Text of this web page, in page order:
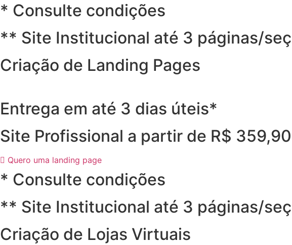
* Consulte condições
** Site Institucional até 3 páginas/
Criação de Landing Pages
Entrega em até 3 dias úteis*
Site Profissional a partir de R$
Quero uma landing page
* Consulte condições
** Site Institucional até 3 páginas/
Criação de Lojas Virtuais